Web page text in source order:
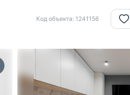
Код объекта: 1241156